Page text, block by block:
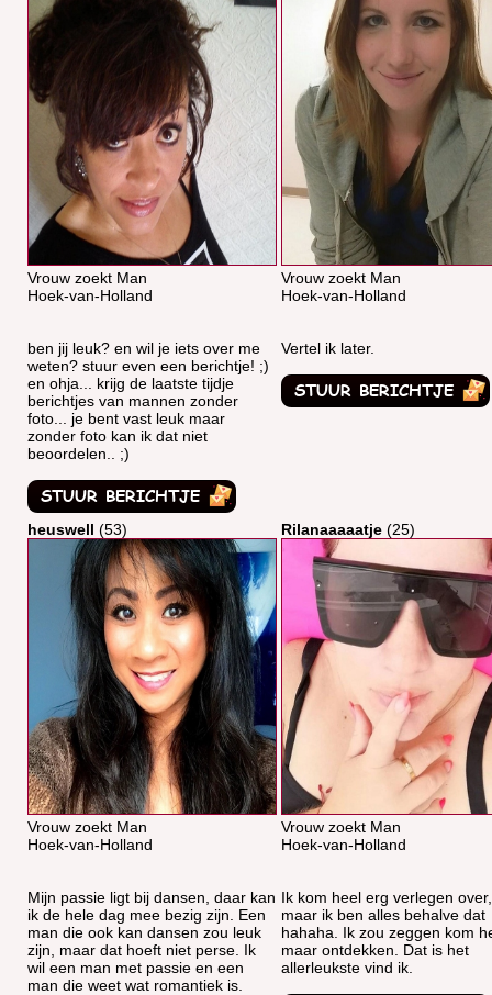
Vrouw zoekt Man
Hoek-van-Holland
ben jij leuk? en wil je iets over me
weten? stuur even een berichtje! ;)
en ohja... krijg de laatste tijdje
berichtjes van mannen zonder
foto... je bent vast leuk maar
zonder foto kan ik dat niet
beoordelen.. ;)
Vrouw zoekt Man
Hoek-van-Holland
Vertel ik later.
heuswell (53)
Vrouw zoekt Man
Hoek-van-Holland
Mijn passie ligt bij dansen, daar kan
ik de hele dag mee bezig zijn. Een
man die ook kan dansen zou leuk
zijn, maar dat hoeft niet perse. Ik
wil een man met passie en een
man die weet wat romantiek is.
Rilanaaaaatje (25)
Vrouw zoekt Man
Hoek-van-Holland
Ik kom heel erg verlegen over,
maar ik ben alles behalve dat
hahaha. Ik zou zeggen kom
maar ontdekken. Dat is het
allerleukste vind ik.